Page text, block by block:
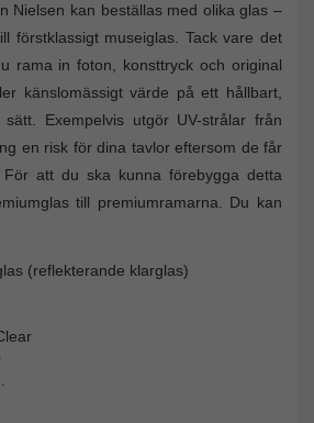
Nielsen kan beställas med olika glas –
förstklassigt museiglas. Tack vare det
rama in foton, konsttryck och original
känslomässigt värde på ett hållbart,
Exempelvis utgör UV-strålar från
en risk för dina tavlor eftersom de får
att du ska kunna förebygga detta
till premiumramarna. Du kan
(reflekterande klarglas)